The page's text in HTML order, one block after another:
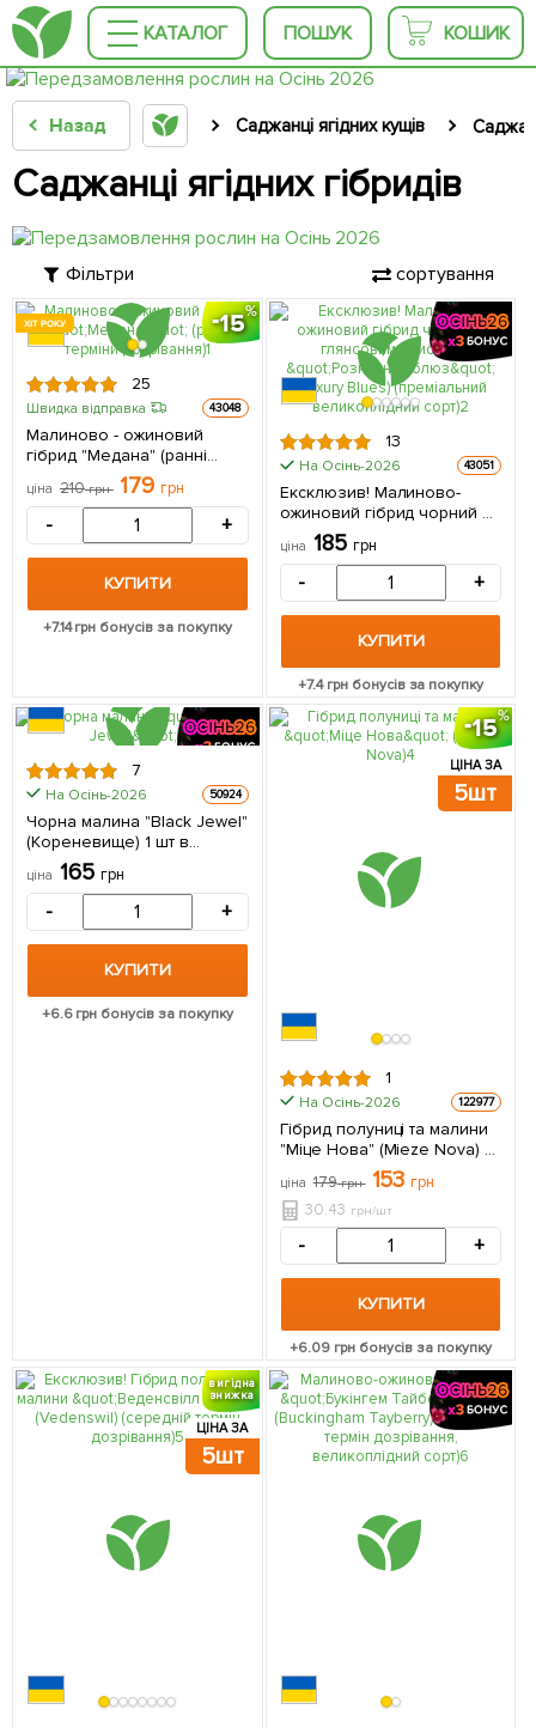
КАТАЛОГ ПОШУК КОШИК
Назад Саджанці ягідних кущів
Саджанці ягідних гібридів
Фільтри сортування
15
ХІТ РОКУ
25
Швидка відправка 43048
Малиново - ожиновий
гібрид "Медана" (ранні
терміни дозрівання)
(Кореневище) 1 шт в
ціна 210грн 179 грн
- +
КУПИТИ
+7.14грн бонусів за покупку
13
На Осінь-2026 43051
Ексклюзив! Малиново-
ожиновий гібрид чорний з
глянсовим блиском
"Розкішний блюз" (Luxury
Blues) (преміальний
великоплідний сорт)
(Кореневище) 1 шт в
ціна 185 грн
- +
КУПИТИ
+7.4грн бонусів за покупку
7
На Осінь-2026 50924
Чорна малина "Black Jewel"
(Кореневище) 1 шт в
упаковці
ціна 165 грн
- +
КУПИТИ
+6.6грн бонусів за покупку
15
ЦІНА ЗА
5шт
1
На Осінь-2026 122977
Гібрид полуниці та малини
"Міце Нова" (Mieze Nova) 5
шт в упаковці
ціна 179грн 153 грн
30.43 грн/шт
- +
КУПИТИ
+6.09 грн бонусів за покупку
вигідна
знижка
ЦІНА ЗА
5шт